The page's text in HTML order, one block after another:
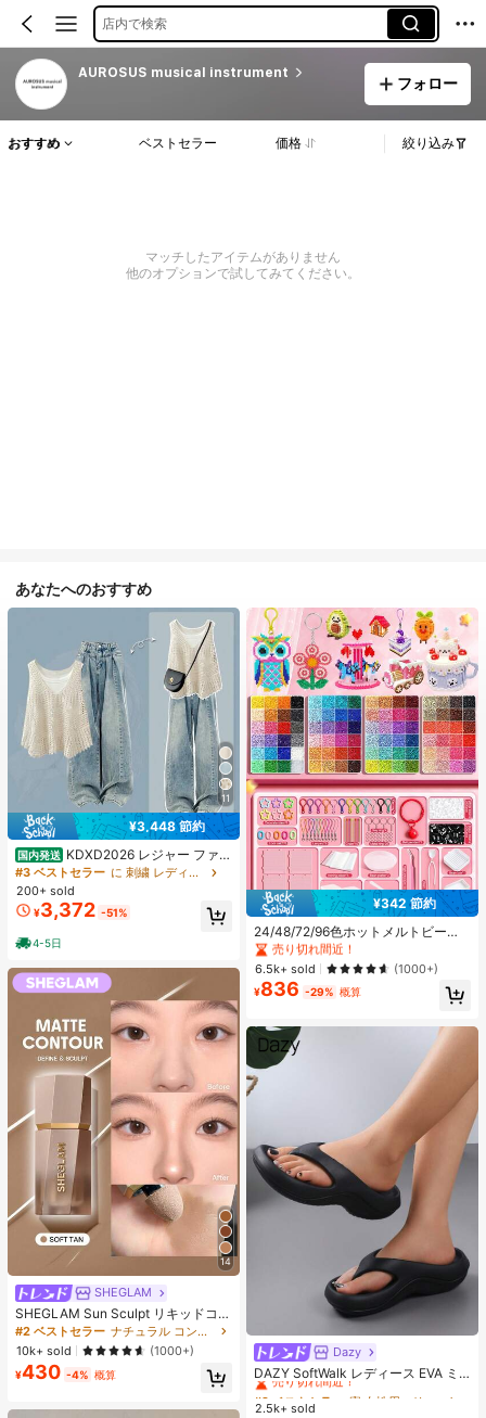
店内で検索
AUROSUS musical instrument
フォロー
おすすめ ベストセラー 価格 絞り込み
マッチしたアイテムがありません
他のオプションで試してみてください。
あなたへのおすすめ
11
¥3,448 節約
国内発送 KDXD2026 レジャー ファッ
ション ロングサイズ 夏服 女性 ワイ
ルドスタイル ボア付きトップス ワイ
ルドスタイル ロングスカート 3点セ
ット UVカット 軽量 通気性 袖付き
ヒップカバー効果 通気性抜群 サイズ
豊富
#3 ベストセラー
に 刺繍 レディースコーデ
200+ sold
¥3,372 -51%
4-5日
14
SHEGLAM
SHEGLAM Sun Sculpt リキッドコン
ター-Soft Tan ノーズシャドウ シェ
ーディング 女性と女の子のためのブ
ランドビューティーコスメメイクア
ップ
#2 ベストセラー
ナチュラル コントゥア＆ブロンザー
10k+ sold
(1000+)
¥430 -4% 概算
¥342 節約
24/48/72/96色ホットメルトビーズ
クリエイティブクラフトセット、ス
クエアペグボード、多層収納ボック
ス、アイロンペーパー、カラフルな
キーチェーン、装飾アクセサリー、
ハンギングロープ付き、DIY愛好家
がDIYパズル、バレンタインデーギ
フト、誕生日ギフトを手作りできま
す。
#1 ベストセラー
に ジュエリー製作セット
売り切れ間近！
#1 ベストセラー
に ジュエリー製作セット
売り切れ間近！
#1 ベストセラー
に ジュエリー製作セット
売り切れ間近！
#1 ベストセラー
に ジュエリー製作セット
売り切れ間近！
6.5k+ sold (1000+)
¥836 -29% 概算
Dazy
DAZY SoftWalk レディース EVA ミ
ッドヒールプラットフォームビーチ
サンダル - 超軽量、通気性、快適、
#2 ベストセラー
売り切れ間近！
#2 ベストセラー
売り切れ間近！
#2 ベストセラー
売り切れ間近！
2.5k+ sold